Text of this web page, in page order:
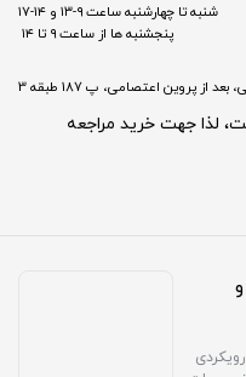
شنبه تا چهارشنبه ساعت ۹-۱۳ و ۱۴-۱۷
پنجشنبه ها از ساعت ۹ تا ۱۴
از پروین اعتصامی، پ 187 طبقه 3
لذا جهت خرید مراجعه
ربات از سال ۱۳۹۴ و با رویکردی